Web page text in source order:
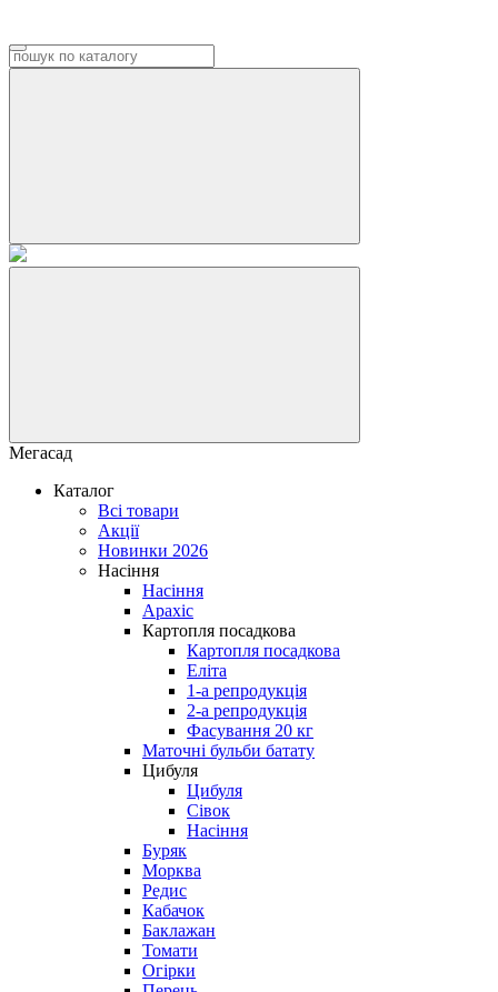
Мегасад
Каталог
Всі товари
Акції
Новинки 2026
Насіння
Насіння
Арахіс
Картопля посадкова
Картопля посадкова
Еліта
1-а репродукція
2-а репродукція
Фасування 20 кг
Маточні бульби батату
Цибуля
Цибуля
Сівок
Насіння
Буряк
Морква
Редис
Кабачок
Баклажан
Томати
Огірки